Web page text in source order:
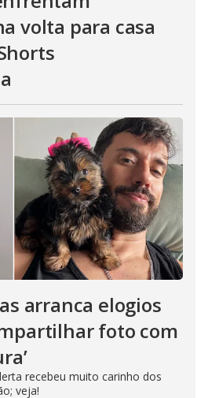
volta para casa
arranca elogios
foto com
recebeu muito carinho dos
veja!